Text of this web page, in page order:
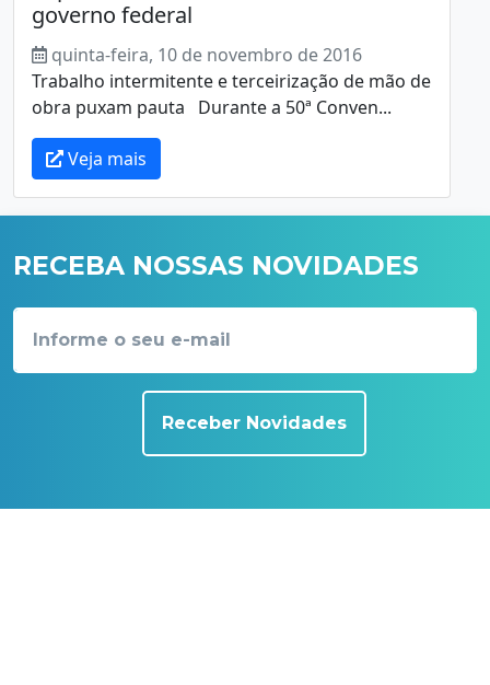
governo federal
quinta-feira, 10 de novembro de 2016
Trabalho intermitente e terceirização de mão de
obra puxam pauta Durante a 50ª Conven...
Veja mais
RECEBA NOSSAS NOVIDADES
Receber Novidades